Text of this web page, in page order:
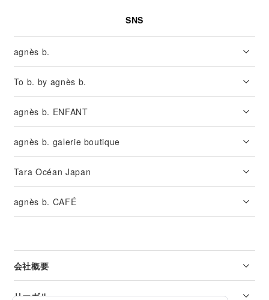
SNS
agnès b.
To b. by agnès b.
agnès b. ENFANT
agnès b. galerie boutique
Tara Océan Japan
agnès b. CAFÉ
会社概要
リーガル